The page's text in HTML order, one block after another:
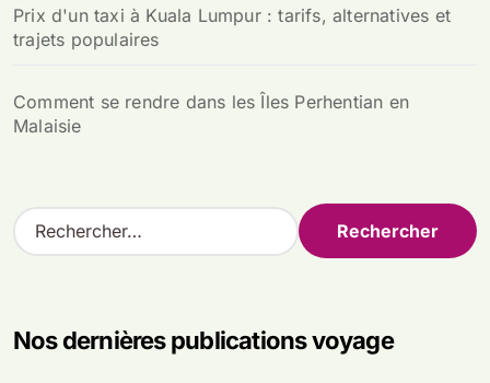
Prix d'un taxi à Kuala Lumpur : tarifs, alternatives et
trajets populaires
Comment se rendre dans les Îles Perhentian en
Malaisie
R
e
rNos dernières publications voyage